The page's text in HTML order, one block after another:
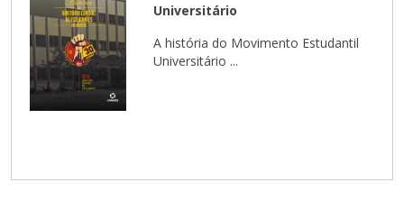
Universitário
A história do Movimento Estudantil
Universitário ...